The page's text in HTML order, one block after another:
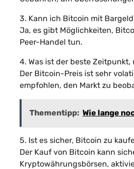
3. Kann ich Bitcoin mit
Ja, es gibt Möglichkeiten,
Peer-Handel tun.
4. Was ist der beste
Der Bitcoin-Preis ist sehr
empfohlen, den Markt zu
Thementipp: Wie lange
5. Ist es sicher, Bitcoin zu
Der Kauf von Bitcoin kann
Kryptowährungsbörsen,